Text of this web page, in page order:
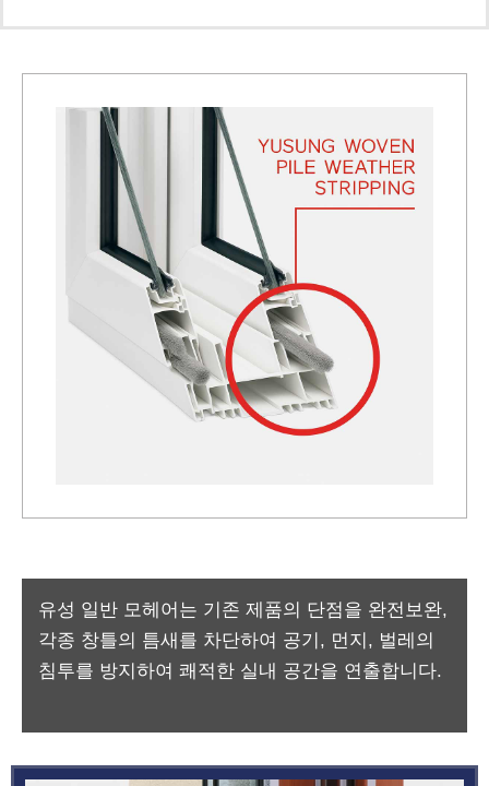
유성 일반 모헤어는 기존 제품의 단점을 완전보완,
각종 창틀의 틈새를 차단하여 공기, 먼지, 벌레의
침투를 방지하여 쾌적한 실내 공간을 연출합니다.